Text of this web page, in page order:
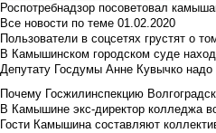
Роспотребнадзор посоветовал
Все новости по теме 01.02.2020
Пользователи в соцсетях грустят о
В Камышинском городском суде
Депутату Госдумы Анне Кувычко
Почему Госжилинспекцию
В Камышине экс-директор колледжа
Гости Камышина составляют